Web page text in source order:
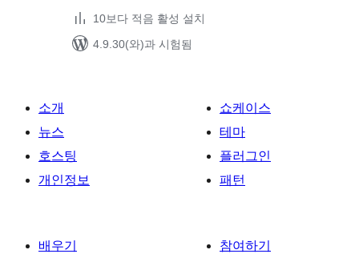
10보다 적음 활성 설치
4.9.30(와)과 시험됨
소개
뉴스
호스팅
개인정보
쇼케이스
테마
플러그인
패턴
배우기
참여하기